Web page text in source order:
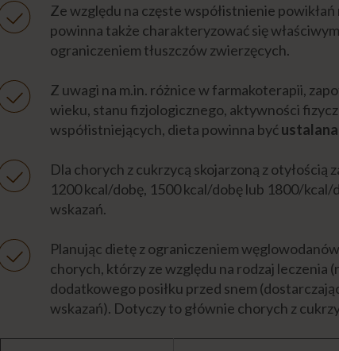
Ze względu na częste współistnienie
powinna także charakteryzować się
ograniczeniem tłuszczów zwierzęcych.
Z uwagi na m.in. różnice w farmakoterapii,
wieku, stanu fizjologicznego, aktywności
współistniejących, dieta powinna być
Dla chorych z cukrzycą skojarzoną z otyłością
1200 kcal/dobę, 1500 kcal/dobę lub 1800/
wskazań.
Planując dietę z ograniczeniem
chorych, którzy ze względu na rodzaj leczenia
dodatkowego posiłku przed snem
wskazań). Dotyczy to głównie chorych z